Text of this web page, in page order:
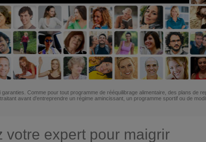
Comme pour tout programme de rééquilibrage alimentaire, des plans de
avant d'entreprendre un régime amincissant, un programme sportif ou de
votre expert pour maigrir